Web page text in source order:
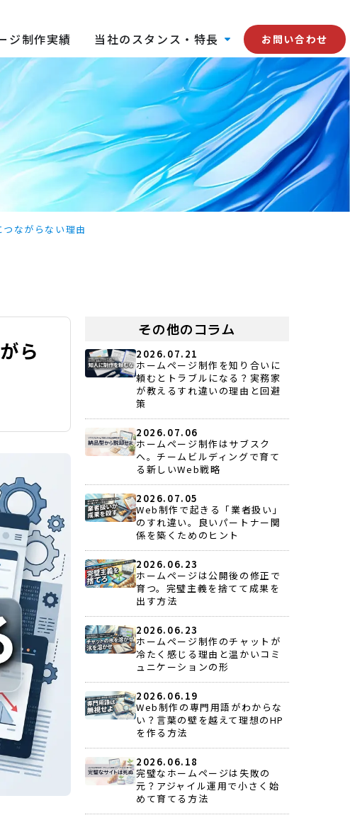
ジ制作実績 当社のスタンス・特長 お問い合わせ
ながらない理由
ら
その他のコラム
2026.07.21
ホームページ制作を知り合いに
頼むとトラブルになる？実務家
が教えるすれ違いの理由と回避
策
2026.07.06
ホームページ制作はサブスク
へ。チームビルディングで育て
る新しいWeb戦略
2026.07.05
Web制作で起きる「業者扱い」
のすれ違い。良いパートナー関
係を築くためのヒント
2026.06.23
ホームページは公開後の修正で
育つ。完璧主義を捨てて成果を
出す方法
2026.06.23
ホームページ制作のチャットが
冷たく感じる理由と温かいコミ
ュニケーションの形
2026.06.19
Web制作の専門用語がわからな
い？言葉の壁を越えて理想のHP
を作る方法
2026.06.18
完璧なホームページは失敗の
元？アジャイル運用で小さく始
めて育てる方法